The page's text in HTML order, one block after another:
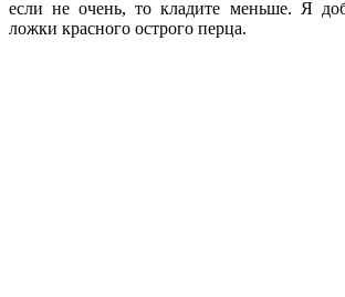
если не очень, то кладите меньше. Я
ложки красного острого перца.